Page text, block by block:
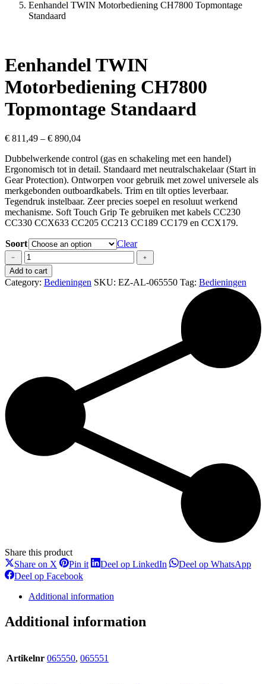
Eenhandel TWIN Motorbediening CH7800 Topmontage
Standaard
Eenhandel TWIN
Motorbediening CH7800
Topmontage Standaard
€ 811,49 – € 890,04
Dubbelwerkende control (gas en schakeling met een handel)
Ergonomisch tot in detail. Standaard met neutralschakelaar (Start in
Gear Protection). Ontworpen voor gebruik met zowel universele als
merkgebonden outboardkabels. Trim en tilt opties leverbaar.
Tegendruk instelbaar. Zeer precies soepel en resoluut werkend
mechanisme. Soft Touch Grip Te gebruiken met kabels CC230
CC330 CCX633 CC205 CC213 CC189 CC179 en CCX179.
Soort
Clear
Eenhandel
TWIN
Motorbediening
CH7800
﹣
﹢
Add to cart
Category: Bedieningen SKU: EZ-AL-065550 Tag: Bedieningen
Share this product
Share on X Deel
op
X
Pin itDeelDeel op LinkedIn DeelDeel op WhatsApp
Deel op FacebookDeel
Facebook
Additional information
Additional information
Artikelnr 065550, 065551